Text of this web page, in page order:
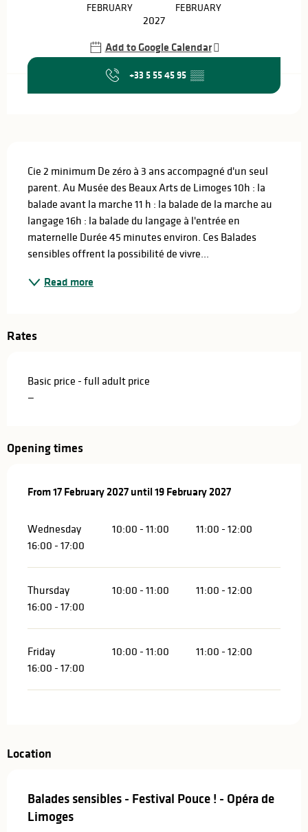
FEBRUARY FEBRUARY
2027
Add to Google Calendar
+33 5 55 45 95 ▒▒
Cie 2 minimum De zéro à 3 ans accompagné d'un seul
parent. Au Musée des Beaux Arts de Limoges 10h : la
balade avant la marche 11 h : la balade de la marche au
langage 16h : la balade du langage à l'entrée en
maternelle Durée 45 minutes environ. Ces Balades
sensibles offrent la possibilité de vivre...
Read more
Rates
Basic price - full adult price
—
Opening times
From17 February 2027until19 February 2027
From17 February 2027until19 February 2027
Wednesday 10:00 - 11:00
11:00 - 12:00
16:00 - 17:00
Thursday 10:00 - 11:00
11:00 - 12:00
16:00 - 17:00
Friday 10:00 - 11:00
11:00 - 12:00
16:00 - 17:00
Location
Balades sensibles - Festival Pouce ! - Opéra de
Limoges